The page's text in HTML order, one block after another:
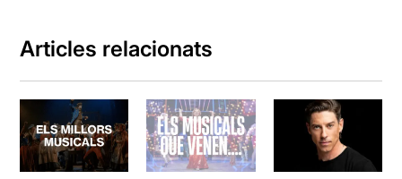
Articles relacionats